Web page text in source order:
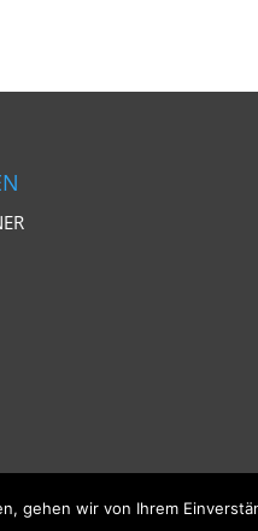
gehen wir von Ihrem